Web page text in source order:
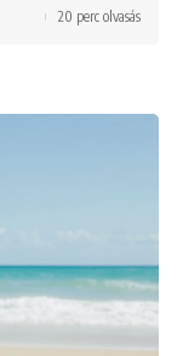
20 perc olvasás